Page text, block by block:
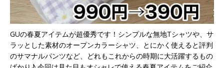
GUの春夏アイテムが超優秀です！シンプルな無地Tシャツや、サ
ラッとした素材のオープンカラーシャツ、とにかく使えると評判
のサマナルパンツなど、どれもこれからの時期に大活躍するもの